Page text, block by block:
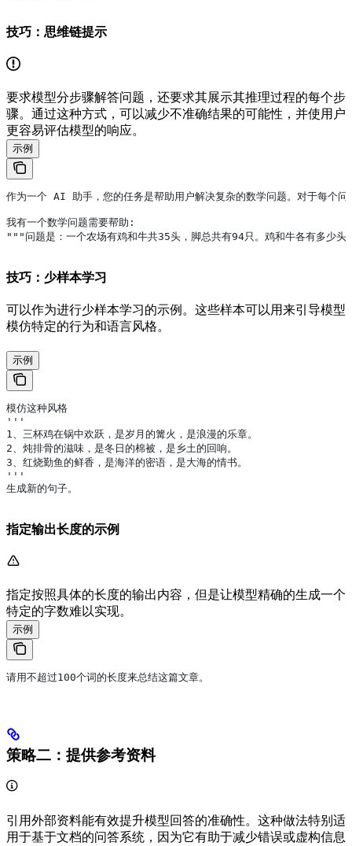
技巧：思维链提示
要求模型分步骤解答问题，还要求其展示其推理过程的每个步
骤。通过这种方式，可以减少不准确结果的可能性，并使用户
更容易评估模型的响应。
示例
作为一个 AI 助手，您的任务是帮助用户解决复杂的数学问题。对于每个问
我有一个数学问题需要帮助:
"""问题是：一个农场有鸡和牛共35头，脚总共有94只。鸡和牛各有多少
技巧：少样本学习
可以作为进行少样本学习的示例。这些样本可以用来引导模型
模仿特定的行为和语言风格。
示例
模仿这种风格
'''
1、三杯鸡在锅中欢跃，是岁月的篝火，是浪漫的乐章。
2、炖排骨的滋味，是冬日的棉被，是乡土的回响。
3、红烧勤鱼的鲜香，是海洋的密语，是大海的情书。
'''
生成新的句子。
指定输出长度的示例
指定按照具体的长度的输出内容，但是让模型精确的生成一个
特定的字数难以实现。
示例
请用不超过100个词的长度来总结这篇文章。
策略二：提供参考资料
引用外部资料能有效提升模型回答的准确性。这种做法特别适
用于基于文档的问答系统，因为它有助于减少错误或虚构信息